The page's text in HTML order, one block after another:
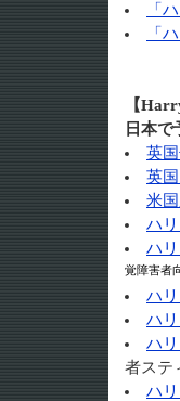
「
「
【
日本で
英
英
米
ハ
ハ
覚障害者
ハ
ハ
ハ
者ステ
ハ